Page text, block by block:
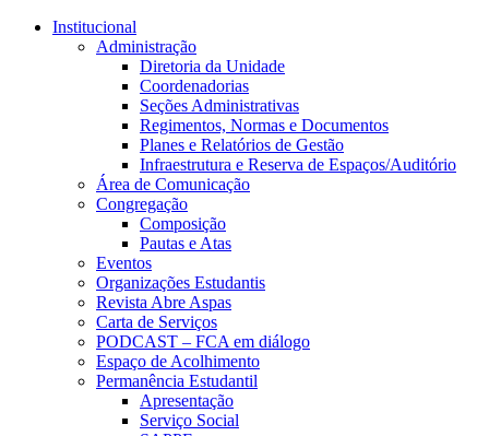
Conteúdo principal
Institucional
Administração
Diretoria da Unidade
Coordenadorias
Seções Administrativas
Regimentos, Normas e Documentos
Planes e Relatórios de Gestão
Infraestrutura e Reserva de Espaços/Auditório
Área de Comunicação
Congregação
Composição
Pautas e Atas
Eventos
Organizações Estudantis
Revista Abre Aspas
Carta de Serviços
PODCAST – FCA em diálogo
Espaço de Acolhimento
Permanência Estudantil
Apresentação
Serviço Social